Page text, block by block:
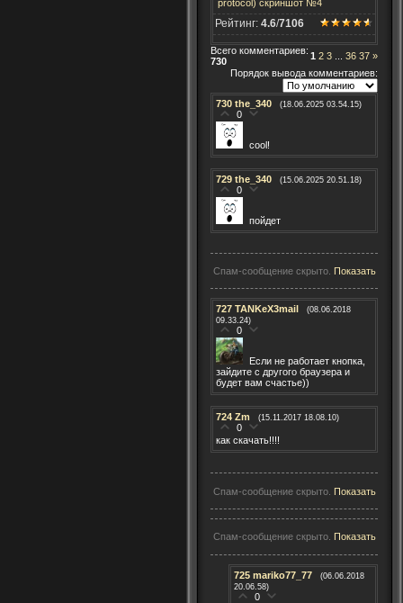
Рейтинг: 4.6/7106
Всего комментариев:
730
1 2 3 36 37 »
Порядок вывода комментариев:
730 the_340 (18.06.2025 03.54.15)
0
cool!
729 the_340 (15.06.2025 20.51.18)
0
пойдет
Спам-сообщение скрыто. Показать
727 TANKeX3mail
(08.06.2018
09.33.24)
0
Если не работает кнопка,
зайдите с другого браузера и
будет вам счастье))
724 Zm (15.11.2017 18.08.10)
0
как скачать!!!!
Спам-сообщение скрыто. Показать
Спам-сообщение скрыто. Показать
725 mariko77_77
(06.06.2018
20.06.58)
0